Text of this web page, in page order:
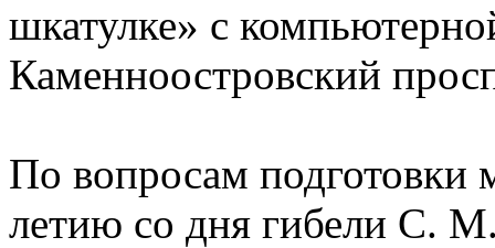
шкатулке» с
Каменноостровский
По вопросам подготовки
летию со дня гибели С.